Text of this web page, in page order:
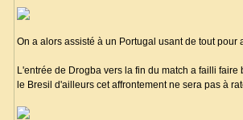
On a alors assisté à un Portugal usant de tout
L'entrée de Drogba vers la fin du match a failli
le Bresil d'ailleurs cet affrontement ne sera pas à